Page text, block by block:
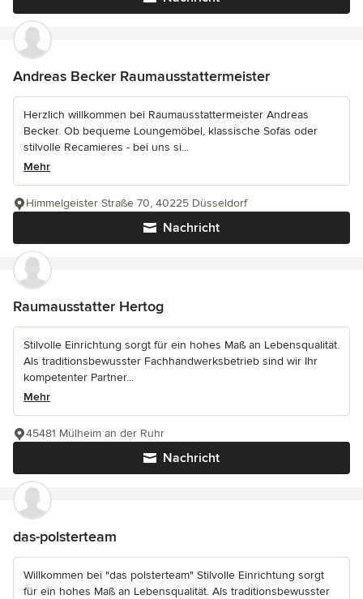
Andreas Becker Raumausstattermeister
Herzlich willkommen bei Raumausstattermeister Andreas
Becker. Ob bequeme Loungemöbel, klassische Sofas oder
stilvolle Recamieres - bei uns si...
Mehr
Nachricht
Himmelgeister Straße 70, 40225 Düsseldorf
Raumausstatter Hertog
Stilvolle Einrichtung sorgt für ein hohes Maß an Lebensqualität.
Als traditionsbewusster Fachhandwerksbetrieb sind wir Ihr
kompetenter Partner...
Mehr
Nachricht
45481 Mülheim an der Ruhr
das-polsterteam
Willkommen bei "das polsterteam" Stilvolle Einrichtung sorgt
für ein hohes Maß an Lebensqualität. Als traditionsbewusster